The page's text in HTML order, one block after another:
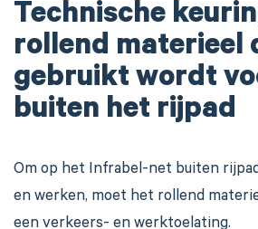
Technische
rollend materieel
gebruikt wordt
buiten het rijpad
Om op het Infrabel-net buiten
en werken, moet het rollend
een verkeers- en werktoelating.